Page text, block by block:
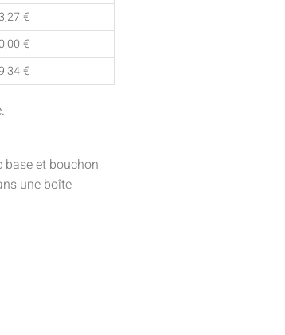
€
€
€
base et bouchon
une boîte